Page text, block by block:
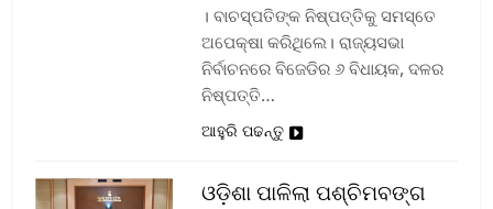
। ବାଚସ୍ପତିଙ୍କ ନିଷ୍ପତ୍ତିକୁ ସମସ୍ତେ
ଅପେକ୍ଷା କରିଥିଲେ। ରାଜ୍ୟସଭା
ନିର୍ବାଚନରେ ବିଜେଡିର ୬ ବିଧାୟକ, ଦଳର
ନିଷ୍ପତ୍ତି…
ଆହୁରି ପଢନ୍ତୁ
ଓଡ଼ିଶା ପାଳିଲା ପଶ୍ଚିମବଙ୍ଗ